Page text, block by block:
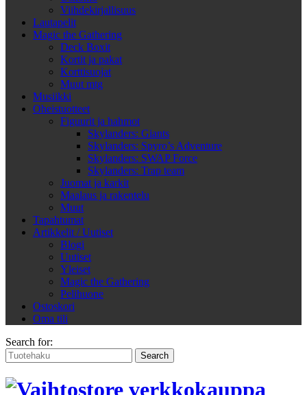
Viihdekirjallisuus
Lautapelit
Magic the Gathering
Deck Boxit
Kortit ja pakat
Korttisuojat
Muut mtg
Musiikki
Oheistuotteet
Figuurit ja hahmot
Skylanders: Giants
Skylanders: Spyro’s Adventure
Skylanders: SWAP Force
Skylanders: Trap team
Juomat ja karkit
Maalaus ja rakentelu
Muut
Tapahtumat
Artikkelit / Uutiset
Blogi
Uutiset
Yleiset
Magic the Gathering
Pelihuone
Ostoskori
Oma tili
Search for: